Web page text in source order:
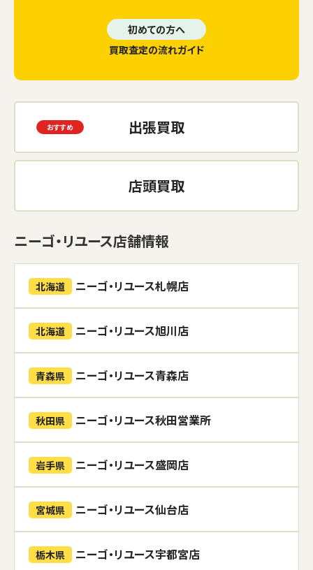
初めての方へ
買取査定の流れガイド
出張買取
店頭買取
ニーゴ・リユース店舗情報
北海道 ニーゴ・リユース札幌店
北海道 ニーゴ・リユース旭川店
青森県 ニーゴ・リユース青森店
秋田県 ニーゴ・リユース秋田営業所
岩手県 ニーゴ・リユース盛岡店
宮城県 ニーゴ・リユース仙台店
栃木県 ニーゴ・リユース宇都宮店